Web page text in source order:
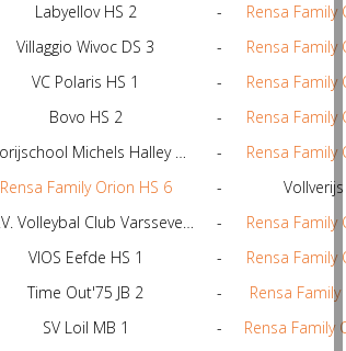
Labyellov HS 2 -
Rensa Family
Villaggio Wivoc DS 3 -
Rensa Family
VC Polaris HS 1 -
Rensa Family
Bovo HS 2 -
Rensa Family
Autorijschool Michels Halley DS 1 -
Rensa Family
Rensa Family Orion HS 6 -
V.C.V. Volleybal Club Varsseveld DS 4 -
Rensa Family
VIOS Eefde HS 1 -
Rensa Family
Time Out'75 JB 2 -
Rensa Family
SV Loil MB 1 -
Rensa Family